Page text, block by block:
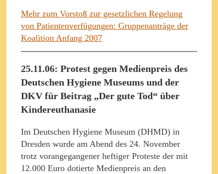
Mehr zum Vorstoß zur gesetzlichen Regelung
von Patientenverfügungen: Gruppenanträge der
Koalition Anfang 2007
25.11.06: Protest gegen Medienpreis des
Deutschen Hygiene Museums und der
DKV für Beitrag „Der gute Tod“ über
Kindereuthanasie
Im Deutschen Hygiene Museum (DHMD) in
Dresden wurde am Abend des 24. November
trotz vorangegangener heftiger Proteste der mit
12.000 Euro dotierte Medienpreis an den